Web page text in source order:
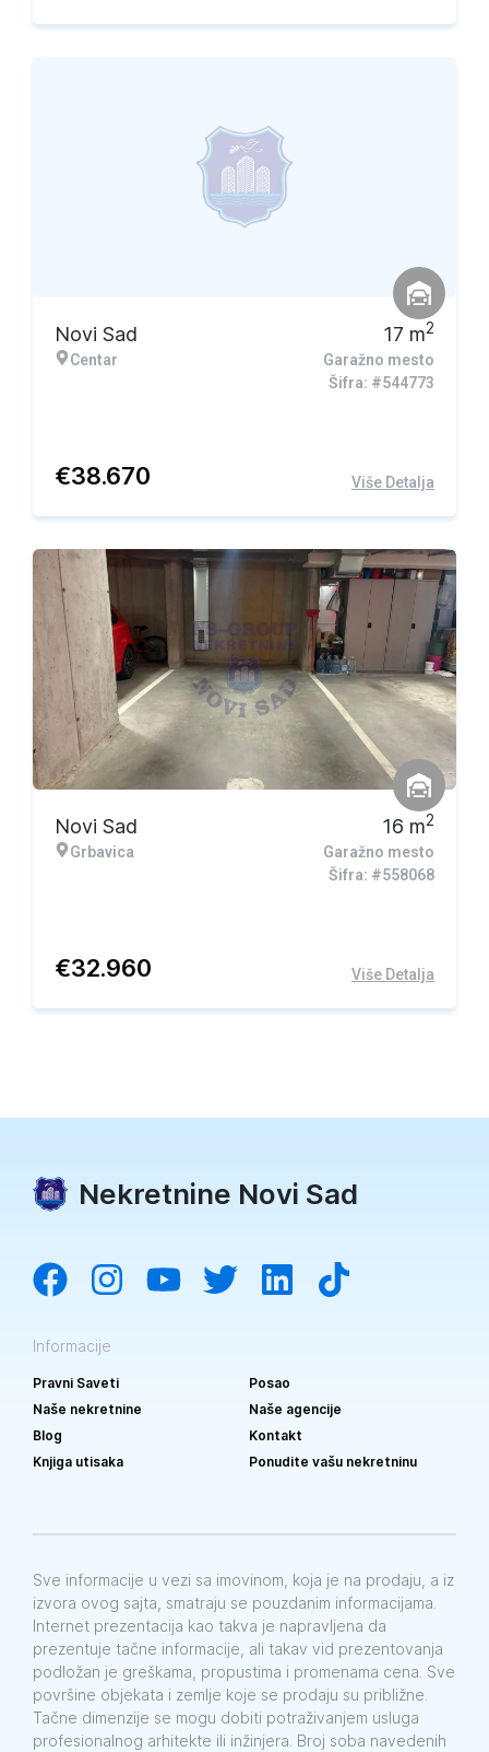
Novi Sad
Centar
17 m2
Garažno mesto
Šifra: #544773
€38.670 Više Detalja
Novi Sad
Grbavica
16 m2
Garažno mesto
Šifra: #558068
€32.960 Više Detalja
Nekretnine Novi Sad
Informacije
Pravni Saveti
Posao
Naše nekretnine
Naše agencije
Blog
Kontakt
Knjiga utisaka
Ponudite vašu nekretninu
Sve informacije u vezi sa imovinom, koja je na prodaju, a iz
izvora ovog sajta, smatraju se pouzdanim informacijama.
Internet prezentacija kao takva je napravljena da
prezentuje tačne informacije, ali takav vid prezentovanja
podložan je greškama, propustima i promenama cena. Sve
površine objekata i zemlje koje se prodaju su približne.
Tačne dimenzije se mogu dobiti potraživanjem usluga
profesionalnog arhitekte ili inžinjera. Broj soba navedenih